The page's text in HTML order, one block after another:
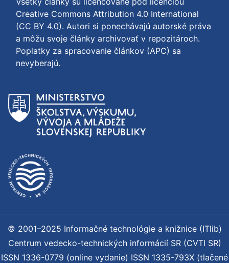
Creative Commons Attribution 4.0 International
(CC BY 4.0). Autori si ponechávajú autorské práva
a môžu svoje články archivovať v repozitároch.
Poplatky za spracovanie článkov (APC) sa
nevyberajú.
© 2001–2025 Informačné technológie a knižnice (ITlib)
Centrum vedecko-technických informácií SR (CVTI SR)
ISSN 1336-0779 (online vydanie) ISSN 1335-793X (tlačené